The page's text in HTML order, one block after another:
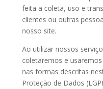
feita a coleta, uso e
clientes ou outras
nosso site.
Ao utilizar nossos
coletaremos e
nas formas descritas
Proteção de Dados